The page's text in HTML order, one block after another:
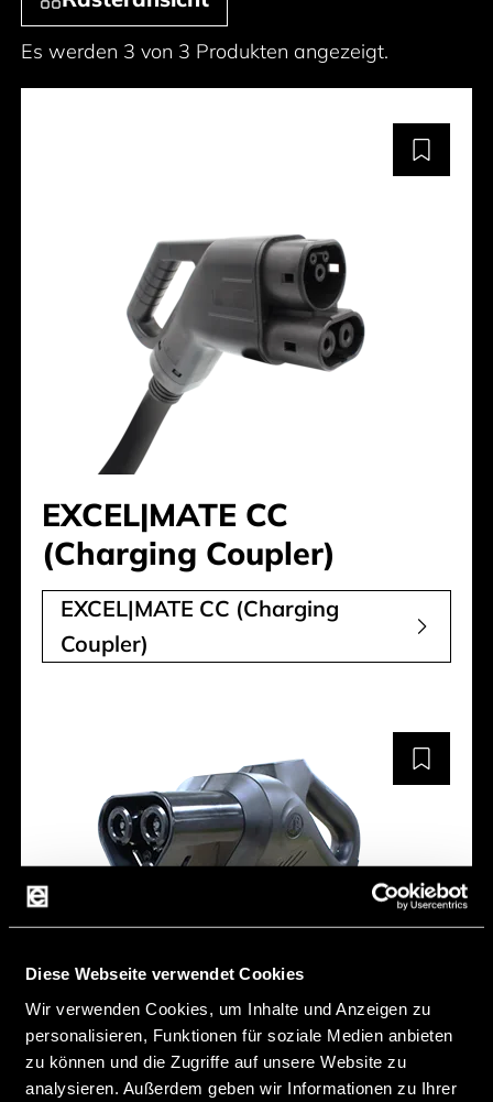
Diese Webseite verwendet Cookies
Wir verwenden Cookies, um Inhalte und Anzeigen zu
personalisieren, Funktionen für soziale Medien anbieten
zu können und die Zugriffe auf unsere Website zu
analysieren. Außerdem geben wir Informationen zu Ihrer
Es werden 3 von 3 Produkten angezeigt.
EXCEL|MATE CC
(Charging Coupler)
EXCEL|MATE CC (Charging
Coupler)
MEGAWATT CHARGING
CONNECTOR